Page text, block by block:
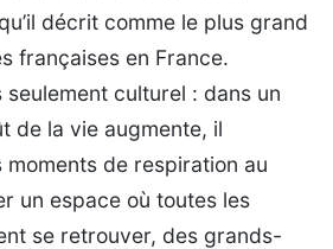
décrit comme le plus grand
françaises en France.
seulement culturel : dans un
de la vie augmente, il
de respiration au
un espace où toutes les
se retrouver, des grands-